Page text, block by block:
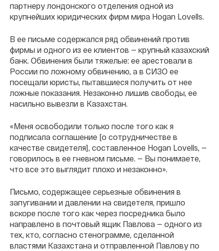
партнеру лондонского отделения одной из
крупнейших юридических фирм мира Hogan Lovells.
В ее письме содержался ряд обвинений против
фирмы и одного из ее клиентов — крупный казахский
банк. Обвинения были тяжелые: ее арестовали в
России по ложному обвинению, а в СИЗО ее
посещали юристы, пытавшиеся получить от нее
ложные показания. Незаконно лишив свободы, ее
насильно вывезли в Казахстан.
«Меня освободили только после того как я
подписала соглашение [о сотрудничестве в
качестве свидетеля], составленное Hogan Lovells, —
говорилось в ее гневном письме. — Вы понимаете,
что все это выглядит плохо и незаконно».
Письмо, содержащее серьезные обвинения в
запугивании и давлении на свидетеля, пришло
вскоре после того как через посредника было
направлено в почтовый ящик Павлова — одного из
тех, кто, согласно стенограмме, сделанной
властями Казахстана и отправленной Павлову по